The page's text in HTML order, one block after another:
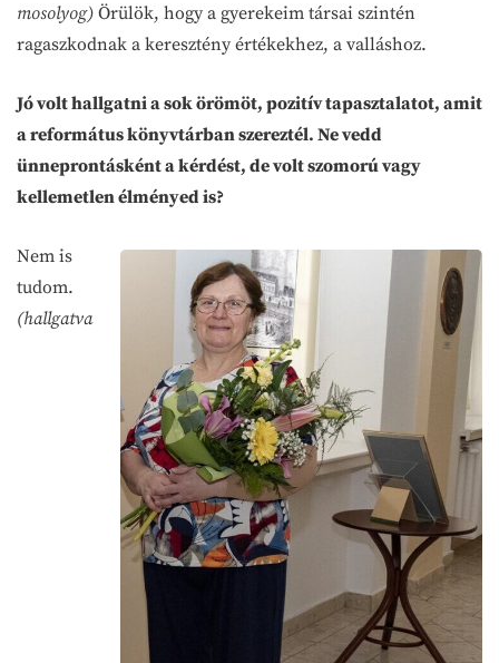
mosolyog) Örülök, hogy a gyerekeim társai szintén
ragaszkodnak a keresztény értékekhez, a valláshoz.
Jó volt hallgatni a sok örömöt, pozitív tapasztalatot, amit
a református könyvtárban szereztél. Ne vedd
ünneprontásként a kérdést, de volt szomorú vagy
kellemetlen élményed is?
Nem is
tudom.
(hallgatva